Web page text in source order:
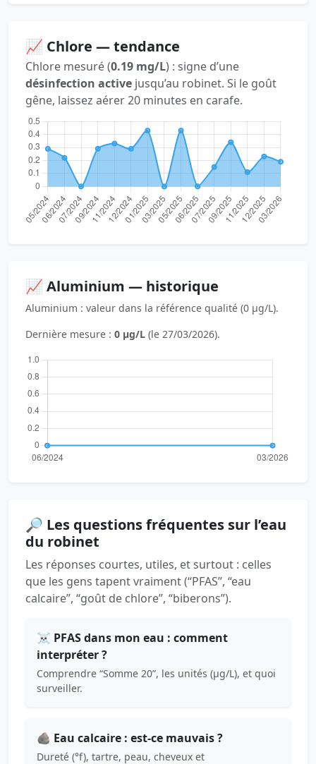
📈 Chlore — tendance
Chlore mesuré (0.19 mg/L) : signe d’une
désinfection active jusqu’au robinet. Si le goût
gêne, laissez aérer 20 minutes en carafe.
📈 Aluminium — historique
Aluminium : valeur dans la référence qualité (0 µg/L).
Dernière mesure : 0 µg/L (le 27/03/2026).
🔎 Les questions fréquentes sur l’eau
du robinet
Les réponses courtes, utiles, et surtout : celles
que les gens tapent vraiment (“PFAS”, “eau
calcaire”, “goût de chlore”, “biberons”).
☠️ PFAS dans mon eau : comment
interpréter ?
Comprendre “Somme 20”, les unités (µg/L), et quoi
surveiller.
🪨 Eau calcaire : est-ce mauvais ?
Dureté (°f), tartre, peau, cheveux et